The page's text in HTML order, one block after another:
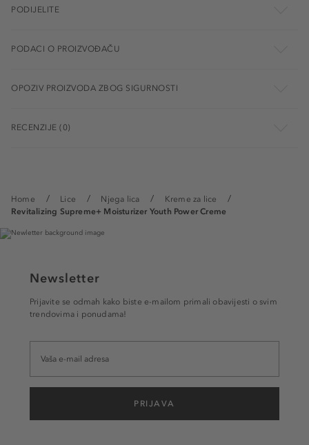
Home Lice Njega lica
Kreme za lice
Revitalizing Supreme+ Moisturizer Youth Power Creme
PODIJELITE
PODACI O PROIZVOĐAČU
OPOZIV PROIZVODA ZBOG SIGURNOSTI
RECENZIJE (0)
Newsletter
Prijavite se odmah kako biste e-mailom primali obavijesti o svim
trendovima i ponudama!
PRIJAVA